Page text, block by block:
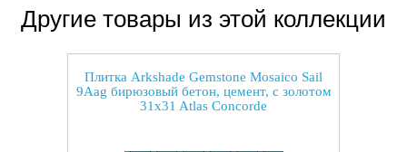
Другие товары из этой коллекции
Плитка Arkshade Gemstone Mosaico Sail
9Aag бирюзовый бетон, цемент, с золотом
31x31 Atlas Concorde